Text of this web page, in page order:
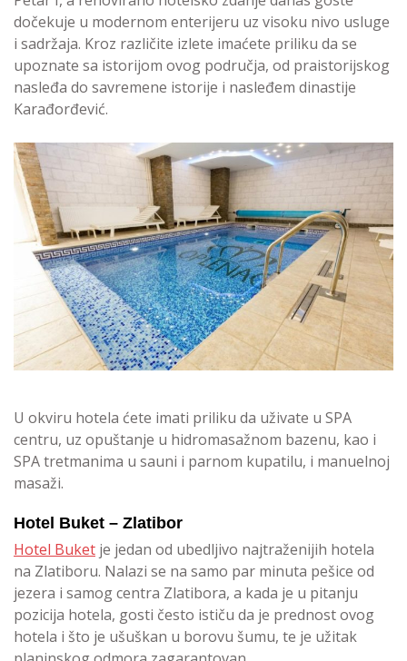
dočekuje u modernom enterijeru uz visoku nivo usluge
i sadržaja. Kroz različite izlete imaćete priliku da se
upoznate sa istorijom ovog područja, od praistorijskog
nasleđa do savremene istorije i nasleđem dinastije
Karađorđević.
U okviru hotela ćete imati priliku da uživate u SPA
centru, uz opuštanje u hidromasažnom bazenu, kao i
SPA tretmanima u sauni i parnom kupatilu, i manuelnoj
masaži.
Hotel Buket – Zlatibor
Hotel Buket je jedan od ubedljivo najtraženijih hotela
na Zlatiboru. Nalazi se na samo par minuta pešice od
jezera i samog centra Zlatibora, a kada je u pitanju
pozicija hotela, gosti često ističu da je prednost ovog
hotela i što je ušuškan u borovu šumu, te je užitak